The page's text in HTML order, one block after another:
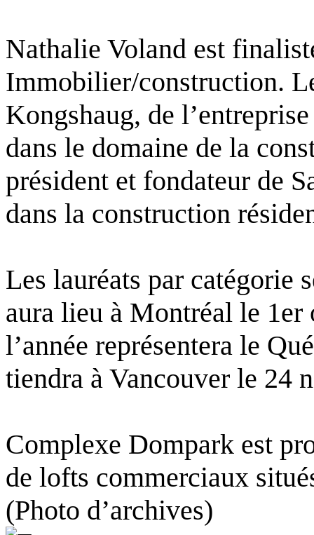
Nathalie Voland est
Immobilier/construction.
Kongshaug, de
dans le domaine de la
président et fondateur de
dans la construction
Les lauréats par catégorie
aura lieu à Montréal le 1er
l’année représentera le
tiendra à Vancouver le 24
Complexe Dompark est
de lofts commerciaux
(Photo d’archives)